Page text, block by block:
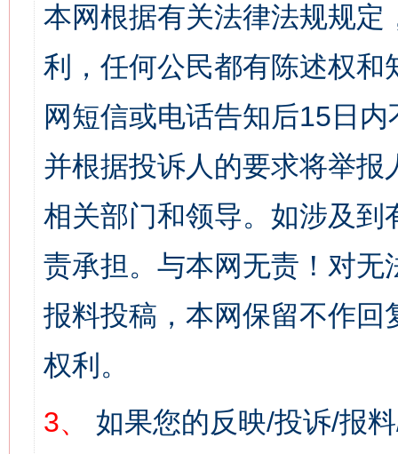
本网根据有关法律法规规
利，任何公民都有陈述权
网短信或电话告知后15日
并根据投诉人的要求将举
相关部门和领导。如涉及
责承担。与本网无责！对
报料投稿，本网保留不作
权利。
3、
如果您的反映/投诉/报